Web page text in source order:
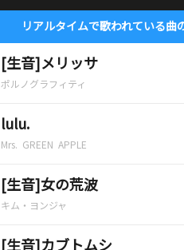
リアルタイムで歌われている曲
[生音]メリッサ
ポルノグラフィティ
lulu.
Mrs. GREEN APPLE
[生音]女の荒波
キム・ヨンジャ
[生音]カブトムシ